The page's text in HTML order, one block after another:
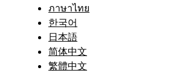
ภาษาไทย
한국어
日本語
简体中文
繁體中文